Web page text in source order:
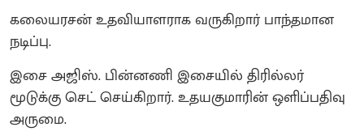
கலையரசன் உதவியாளராக வருகிறார் பாந்தமான
நடிப்பு.
இசை அஜிஸ். பின்னணி இசையில் திரில்லர்
மூடுக்கு செட் செய்கிறார். உதயகுமாரின் ஒளிப்பதிவு
அருமை.